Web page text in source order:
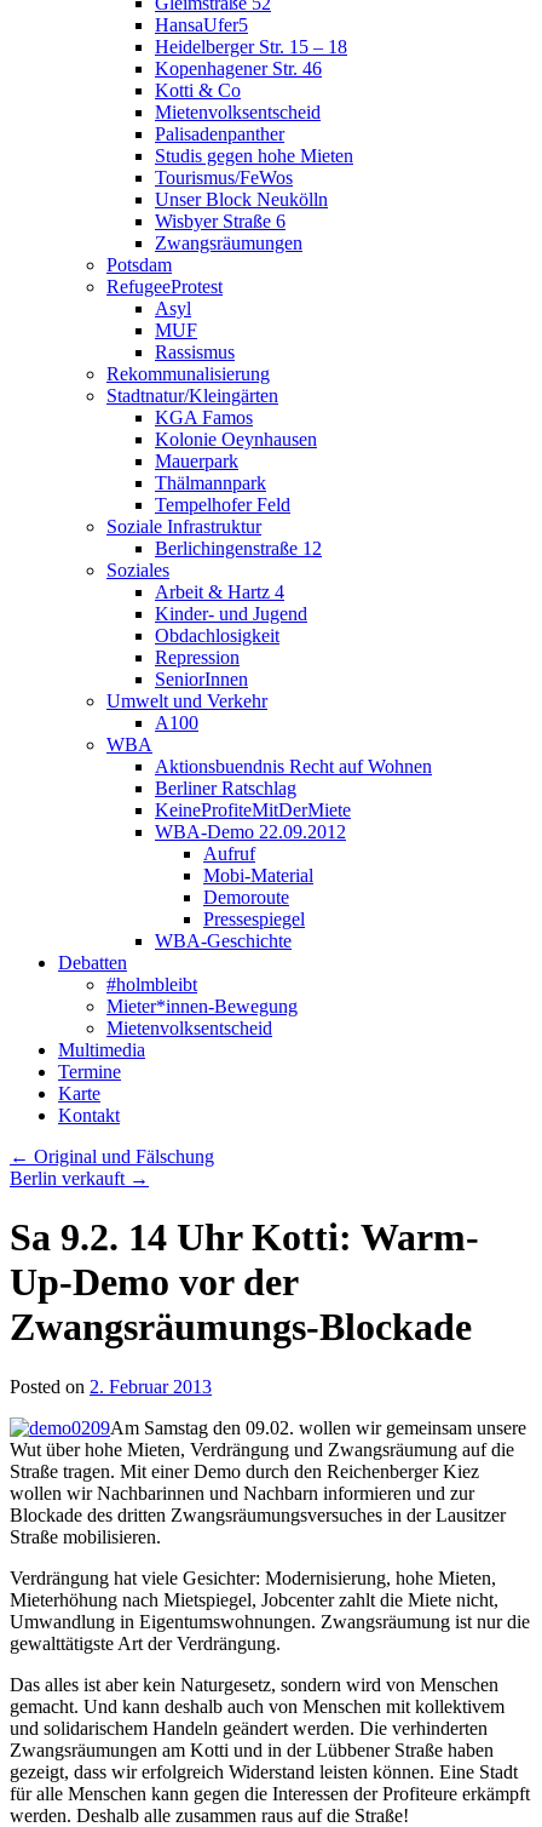
HansaUfer5
Heidelberger Str. 15 – 18
Kopenhagener Str. 46
Kotti & Co
Mietenvolksentscheid
Palisadenpanther
Studis gegen hohe Mieten
Tourismus/FeWos
Unser Block Neukölln
Wisbyer Straße 6
Zwangsräumungen
Potsdam
RefugeeProtest
Asyl
MUF
Rassismus
Rekommunalisierung
Stadtnatur/Kleingärten
KGA Famos
Kolonie Oeynhausen
Mauerpark
Thälmannpark
Tempelhofer Feld
Soziale Infrastruktur
Berlichingenstraße 12
Soziales
Arbeit & Hartz 4
Kinder- und Jugend
Obdachlosigkeit
Repression
SeniorInnen
Umwelt und Verkehr
A100
WBA
Aktionsbuendnis Recht auf Wohnen
Berliner Ratschlag
KeineProfiteMitDerMiete
WBA-Demo 22.09.2012
Aufruf
Mobi-Material
Demoroute
Pressespiegel
WBA-Geschichte
Debatten
#holmbleibt
Mieter*innen-Bewegung
Mietenvolksentscheid
Multimedia
Termine
Karte
Kontakt
← Original und Fälschung
Berlin verkauft →
Sa 9.2. 14 Uhr Kotti: Warm-
Up-Demo vor der
Zwangsräumungs-Blockade
Posted on 2. Februar 2013
Am Samstag den 09.02. wollen wir gemeinsam unsere
Wut über hohe Mieten, Verdrängung und Zwangsräumung auf die
Straße tragen. Mit einer Demo durch den Reichenberger Kiez
wollen wir Nachbarinnen und Nachbarn informieren und zur
Blockade des dritten Zwangsräumungsversuches in der Lausitzer
Straße mobilisieren.
Verdrängung hat viele Gesichter: Modernisierung, hohe Mieten,
Mieterhöhung nach Mietspiegel, Jobcenter zahlt die Miete nicht,
Umwandlung in Eigentumswohnungen. Zwangsräumung ist nur die
gewalttätigste Art der Verdrängung.
Das alles ist aber kein Naturgesetz, sondern wird von Menschen
gemacht. Und kann deshalb auch von Menschen mit kollektivem
und solidarischem Handeln geändert werden. Die verhinderten
Zwangsräumungen am Kotti und in der Lübbener Straße haben
gezeigt, dass wir erfolgreich Widerstand leisten können. Eine Stadt
für alle Menschen kann gegen die Interessen der Profiteure erkämpft
werden. Deshalb alle zusammen raus auf die Straße!